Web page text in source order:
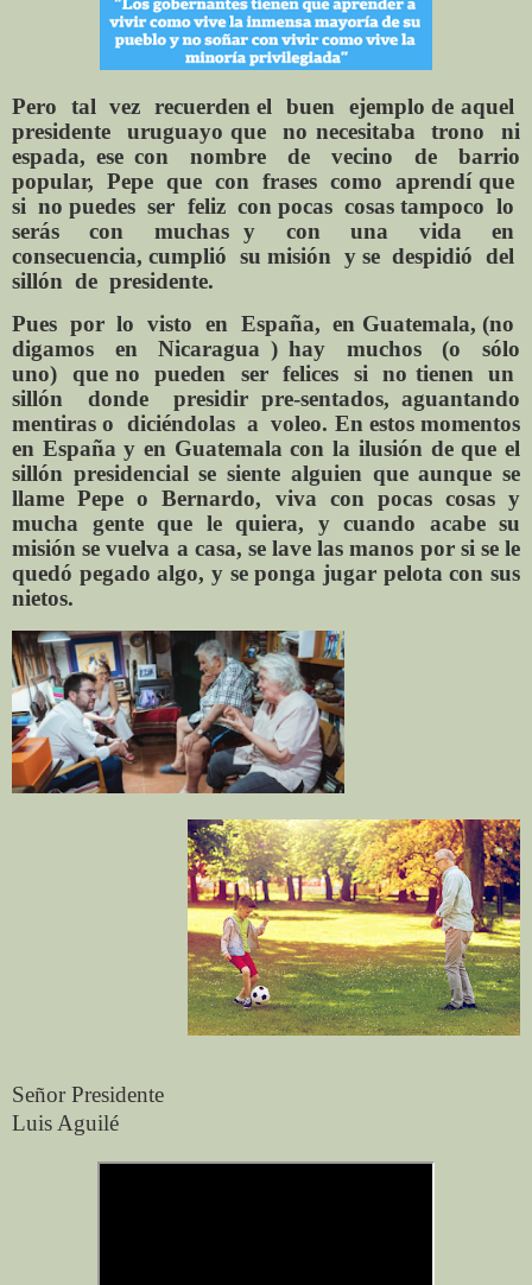
Pero tal vez recuerden el buen
ejemplo de aquel
presidente
uruguayo que no necesitaba trono
ni
espada, ese con
nombre de vecino de
barrio
popular, Pepe que con frases como aprendí que
si no puedes ser feliz con pocas cosas tampoco lo
serás
con muchas y con una vida
en
consecuencia, cumplió su misión y se despidió del
sillón de presidente.
Pues por lo visto en España, en Guatemala, (no
digamos
en Nicaragua ) hay muchos (o
sólo
uno)
que no pueden ser felices si no tienen un
sillón
donde
presidir pre-sentados, aguantando
mentiras o diciéndolas a voleo. En estos momentos
en España y en Guatemala con la ilusión de que el
sillón presidencial se siente alguien que aunque se
llame Pepe o Bernardo, viva con pocas cosas y
mucha gente que le quiera, y cuando acabe su
misión se vuelva a casa, se lave las manos por si se le
quedó pegado algo, y se ponga jugar pelota con sus
nietos.
Señor Presidente
Luis Aguilé